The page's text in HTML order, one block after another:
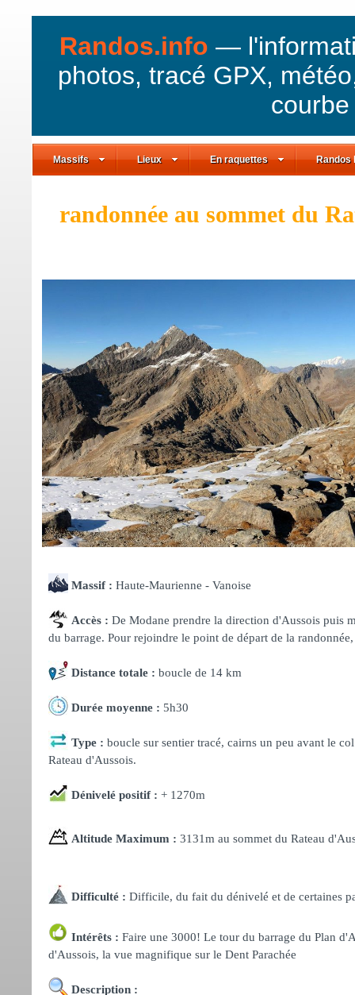
Randos.info —
photos, tracé GPX,
Massifs Lieux En raquettes Randos
randonnée au sommet du
Massif : Haute-Maurienne - Vanoise
Accès : De Modane prendre la direction d'Aussois puis
du barrage. Pour rejoindre le point de départ de la
Distance totale : boucle de 14 km
Durée moyenne : 5h30
Type : boucle sur sentier tracé, cairns un peu avant le
Rateau d'Aussois.
Dénivelé positif : + 1270m
Altitude Maximum : 3131m au sommet du Rateau
Difficulté : Difficile, du fait du dénivelé et de certaines
Intérêts : Faire une 3000! Le tour du barrage du Plan
d'Aussois, la vue magnifique sur le Dent Parachée
Description :